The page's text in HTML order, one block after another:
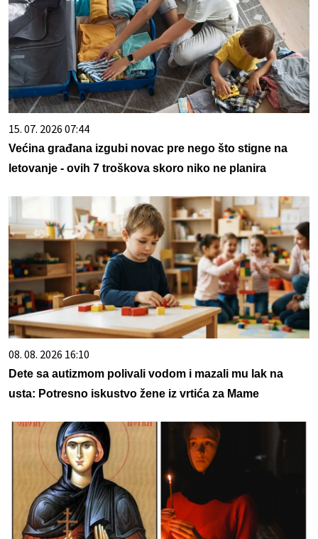
15. 07. 2026 07:44
Većina građana izgubi novac pre nego što stigne na
letovanje - ovih 7 troškova skoro niko ne planira
08. 08. 2026 16:10
Dete sa autizmom polivali vodom i mazali mu lak na
usta: Potresno iskustvo žene iz vrtića za Mame